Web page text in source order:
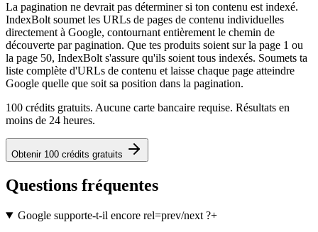
La pagination ne devrait pas déterminer si ton contenu est indexé.
IndexBolt soumet les URLs de pages de contenu individuelles
directement à Google, contournant entièrement le chemin de
découverte par pagination. Que tes produits soient sur la page 1 ou
la page 50, IndexBolt s'assure qu'ils soient tous indexés. Soumets ta
liste complète d'URLs de contenu et laisse chaque page atteindre
Google quelle que soit sa position dans la pagination.
100 crédits gratuits. Aucune carte bancaire requise. Résultats en
moins de 24 heures.
Obtenir 100 crédits gratuits
Questions fréquentes
Google supporte-t-il encore rel=prev/next ?+